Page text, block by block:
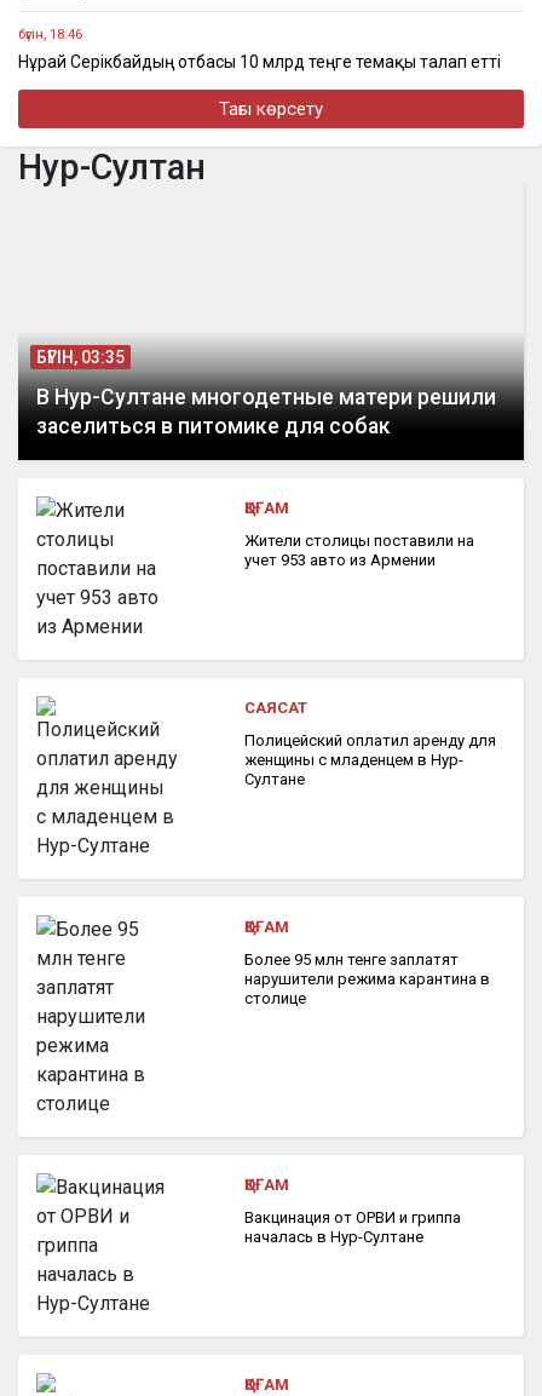
бүгін, 18:46
Нұрай Серікбайдың отбасы 10 млрд теңге өтемақы талап етті
бүгін, 17:28
Тағы көрсету
Нур-Султан
БҮГІН, 03:35
В Нур-Султане многодетные матери решили
заселиться в питомике для собак
ҚОҒАМ
Жители столицы поставили на
учет 953 авто из Армении
САЯСАТ
Полицейский оплатил аренду для
женщины с младенцем в Нур-
Султане
ҚОҒАМ
Более 95 млн тенге заплатят
нарушители режима карантина в
столице
ҚОҒАМ
Вакцинация от ОРВИ и гриппа
началась в Нур-Султане
ҚОҒАМ